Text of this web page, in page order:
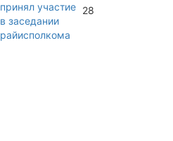
принял участие
в заседании
райисполкома
28